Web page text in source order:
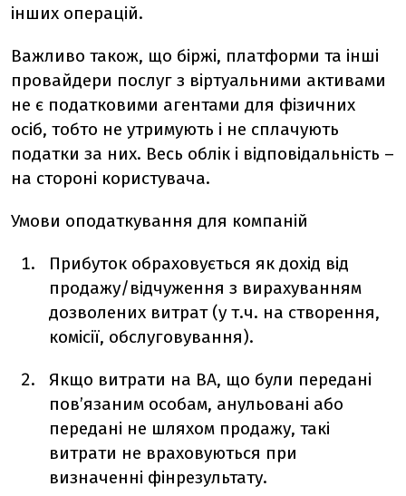
інших операцій.
Важливо також, що біржі, платформи та інші
провайдери послуг з віртуальними активами
не є податковими агентами для фізичних
осіб, тобто не утримують і не сплачують
податки за них. Весь облік і відповідальність –
на стороні користувача.
Умови оподаткування для компаній
Прибуток обраховується як дохід від
продажу/відчуження з вирахуванням
дозволених витрат (у т.ч. на створення,
комісії, обслуговування).
Якщо витрати на ВА, що були передані
пов’язаним особам, анульовані або
передані не шляхом продажу, такі
витрати не враховуються при
визначенні фінрезультату.